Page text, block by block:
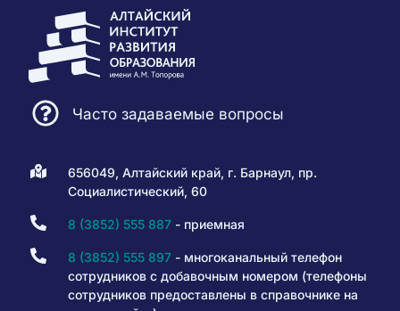
Часто задаваемые вопросы
656049, Алтайский край, г. Барнаул, пр.
Социалистический, 60
8 (3852) 555 887- приемная
8 (3852) 555 897- многоканальный телефон
сотрудников с добавочным номером (телефоны
сотрудников предоставлены в справочнике на